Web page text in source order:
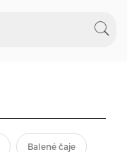
Balené čaje